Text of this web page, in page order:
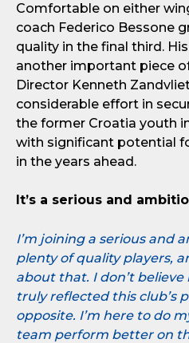
Comfortable on either
coach Federico Bessone
quality in the final third.
another important piece
Director Kenneth
considerable effort in
the former Croatia youth
with significant potential
in the years ahead.
It’s a serious and
I’m joining a serious and
plenty of quality players,
about that. I don’t believe
truly reflected this club’s
opposite. I’m here to do
team perform better on